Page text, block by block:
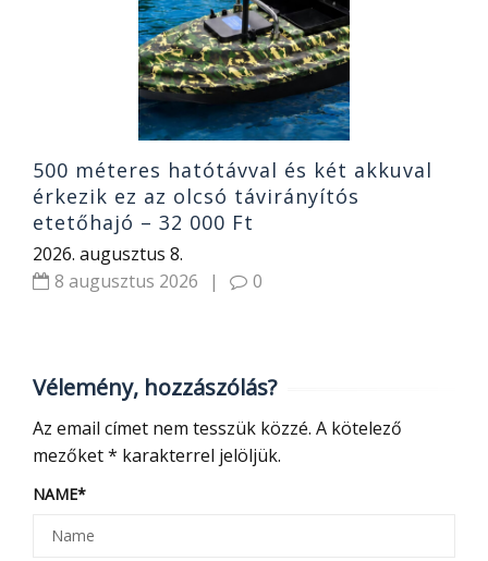
500 méteres hatótávval és két akkuval
érkezik ez az olcsó távirányítós
etetőhajó – 32 000 Ft
2026. augusztus 8.
8 augusztus 2026
| 0
Vélemény, hozzászólás?
Az email címet nem tesszük közzé. A kötelező
mezőket* karakterrel jelöljük.
NAME*